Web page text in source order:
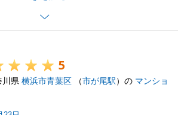
困りごとがございましたら是非お声
5
川県 横浜市青葉区 （市が尾駅）の マンショ